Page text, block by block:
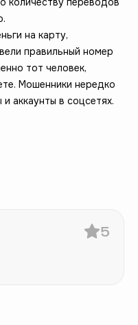
на карту,
правильный номер
тот человек,
Мошенники нередко
аккаунты в соцсетях.
5